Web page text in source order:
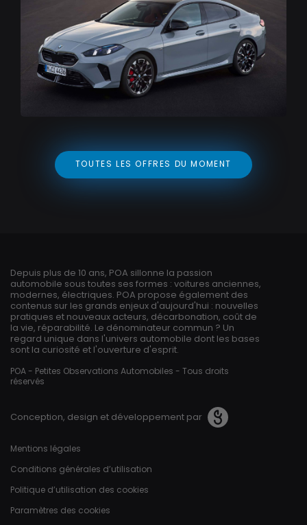
TOUTES LES OFFRES DU MOMENT
Depuis plus de 10 ans, POA sillonne la passion
automobile sous toutes ses formes : voitures anciennes,
modernes, électriques. POA propose également des
contenus sur les grands enjeux d'aujourd'hui : nouvelles
pratiques et nouveaux acteurs, décarbonation, coût de
la vie, réparabilité. Le dénominateur commun ? Un
regard unique dans l'univers automobile dont les bases
sont la curiosité et l'ouverture d'esprit.
POA - Petites Observations Automobiles - Tous droits
réservés
Conception, design et développement par
Pied de page
Mentions légales
Conditions générales d’utilisation
Politique d’utilisation des cookies
Paramètres des cookies